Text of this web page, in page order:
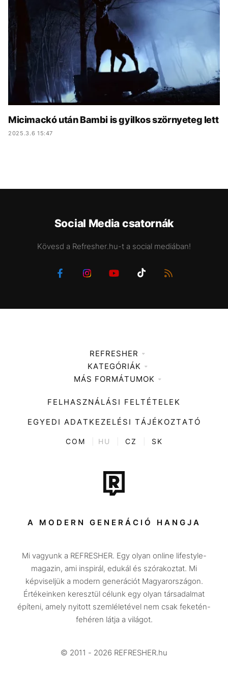
UTAZÁS
ÉLETMÓD DESIGN
BESZÉLGETÉSEK ARCOK
VIDEÓ TÖRTÉNETEK
GASZTRO
Micimackó után Bambi is gyilkos szörnyeteg lett
2025.3.6 15:47
Social Media csatornák
Kövesd a Refresher.hu-t a social mediában!
REFRESHER
Médiaajánlat
KATEGÓRIÁK
Zene
Divat
Kultúra
ENTR
Tech-Tudomány
Sport
Társadalom
Utazás
Életmód
Design
Beszélgetések
Videó
MÁS FORMÁTUMOK
FELHASZNÁLÁSI FELTÉTELEK
EGYEDI ADATKEZELÉSI TÁJÉKOZTATÓ
COM HU CZ SK
A MODERN GENERÁCIÓ HANGJA
Mi vagyunk a REFRESHER. Egy olyan online lifestyle-
magazin, ami inspirál, edukál és szórakoztat. Mi
képviseljük a modern generációt Magyarországon.
Értékeinken keresztül célunk egy olyan társadalmat
építeni, amely nyitott szemléletével nem csak feketén-
fehéren látja a világot.
© 2011 - 2026 REFRESHER.hu